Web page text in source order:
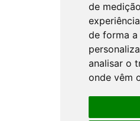
de
de forma
analisar o
onde vêm